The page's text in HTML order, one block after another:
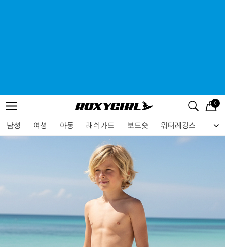
메뉴 검색
로고 0
남성 여성 아동 래쉬가드 보드숏 워터레깅스 비
메뉴